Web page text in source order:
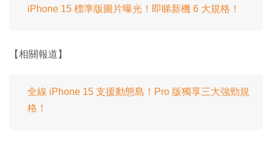
iPhone 15 標準版圖片曝光！即睇新機 6 大規格！
【相關報道】
全線 iPhone 15 支援動態島！Pro 版獨享三大強勁規
格！